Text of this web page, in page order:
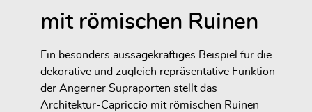
mit römischen Ruinen
Ein besonders aussagekräftiges Beispiel für die
dekorative und zugleich repräsentative Funktion
der Angerner Supraporten stellt das
Architektur-Capriccio mit römischen Ruinen